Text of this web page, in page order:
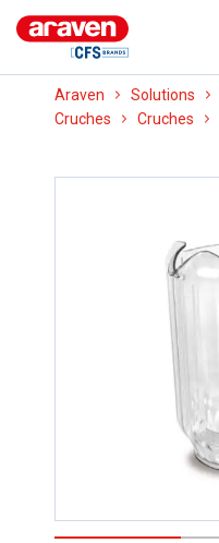
Araven Solutions
Cruches
Cruches